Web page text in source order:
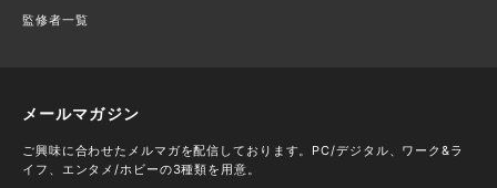
監修者一覧
メールマガジン
ご興味に合わせたメルマガを配信しております。PC/デジタル、ワーク&ラ
イフ、エンタメ/ホビーの3種類を用意。